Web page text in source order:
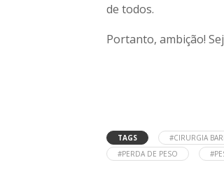
de todos.
Portanto, ambição!
TAGS #CIRURGIA
#PERDA DE PESO